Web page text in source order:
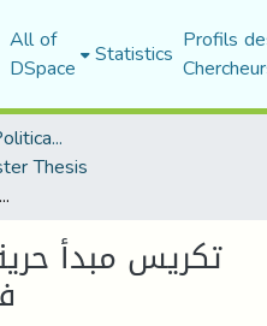
All of
DSpace Statistics Profils
Faculty of Law and Political Science
Thesis
تكريس مبدأ حرية الاستثمار والتجارة في القانون الجزائري
تكريس مبدأ